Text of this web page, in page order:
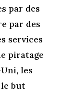
par des
par des
services
piratage
les
but